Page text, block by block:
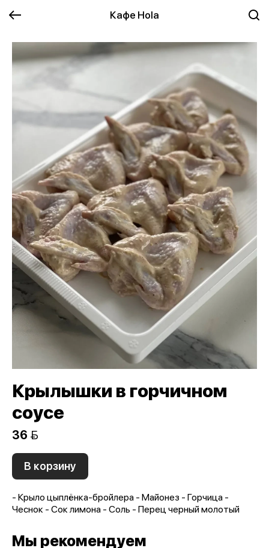
Кафе Hola
Крылышки в горчичном
соусе
36 
В корзину
- Крыло цыплёнка-бройлера - Майонез - Горчица -
Чеснок - Сок лимона - Соль - Перец черный молотый
Мы рекомендуем